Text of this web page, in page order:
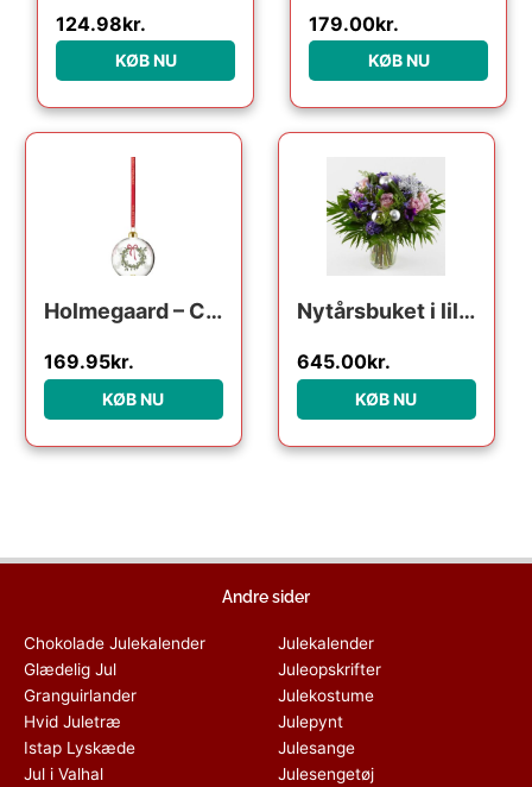
124.98kr.
KØB NU
179.00kr.
KØB NU
Holmegaard – Christmas Årets julekugle 2024 klar
169.95kr.
KØB NU
Nytårsbuket i lilla – Send blomster med Bloomit
645.00kr.
KØB NU
Andre sider
Chokolade Julekalender
Glædelig Jul
Granguirlander
Hvid Juletræ
Istap Lyskæde
Jul i Valhal
Julekalender
Juleopskrifter
Julekostume
Julepynt
Julesange
Julesengetøj